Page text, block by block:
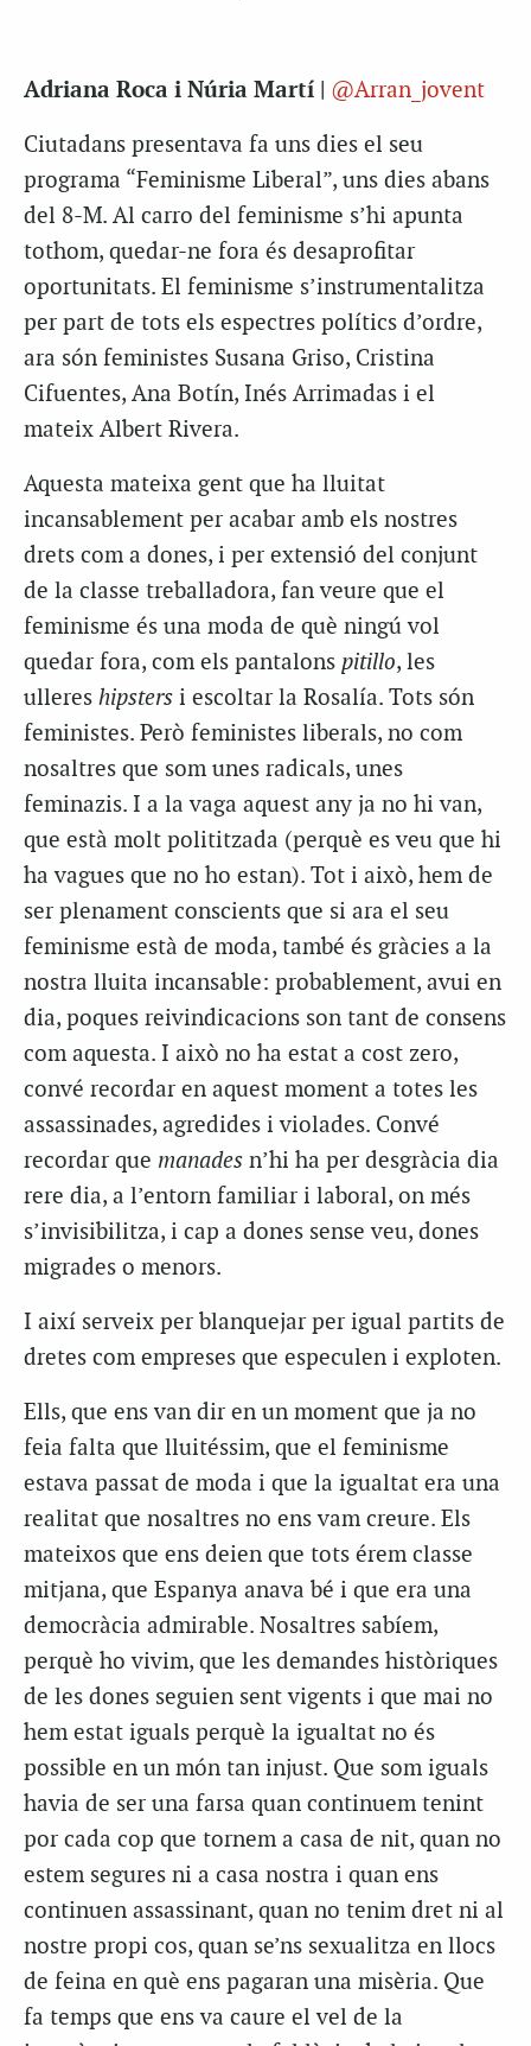
Adriana Roca i Núria Martí |
@Arran_jovent
Ciutadans presentava fa uns dies el seu
programa “Feminisme Liberal”, uns dies abans
del 8-M. Al carro del feminisme s’hi apunta
tothom, quedar-ne fora és desaprofitar
oportunitats. El feminisme s’instrumentalitza
per part de tots els espectres polítics d’ordre,
ara són feministes Susana Griso, Cristina
Cifuentes, Ana Botín, Inés Arrimadas i el
mateix Albert Rivera.
Aquesta mateixa gent que ha lluitat
incansablement per acabar amb els nostres
drets com a dones, i per extensió del conjunt
de la classe treballadora, fan veure que el
feminisme és una moda de què ningú vol
quedar fora, com els pantalons pitillo, les
ulleres hipsters i escoltar la Rosalía. Tots són
feministes. Però feministes liberals, no com
nosaltres que som unes radicals, unes
feminazis. I a la vaga aquest any ja no hi van,
que està molt polititzada (perquè es veu que hi
ha vagues que no ho estan). Tot i això, hem de
ser plenament conscients que si ara el seu
feminisme està de moda, també és gràcies a la
nostra lluita incansable: probablement, avui en
dia, poques reivindicacions son tant de consens
com aquesta. I això no ha estat a cost zero,
convé recordar en aquest moment a totes les
assassinades, agredides i violades. Convé
recordar que manades n’hi ha per desgràcia dia
rere dia, a l’entorn familiar i laboral, on més
s’invisibilitza, i cap a dones sense veu, dones
migrades o menors.
I així serveix per blanquejar per igual partits de
dretes com empreses que especulen i exploten.
Ells, que ens van dir en un moment que ja no
feia falta que lluitéssim, que el feminisme
estava passat de moda i que la igualtat era una
realitat que nosaltres no ens vam creure. Els
mateixos que ens deien que tots érem classe
mitjana, que Espanya anava bé i que era una
democràcia admirable. Nosaltres sabíem,
perquè ho vivim, que les demandes històriques
de les dones seguien sent vigents i que mai no
hem estat iguals perquè la igualtat no és
possible en un món tan injust. Que som iguals
havia de ser una farsa quan continuem tenint
por cada cop que tornem a casa de nit, quan no
estem segures ni a casa nostra i quan ens
continuen assassinant, quan no tenim dret ni al
nostre propi cos, quan se’ns sexualitza en llocs
de feina en què ens pagaran una misèria. Que
fa temps que ens va caure el vel de la